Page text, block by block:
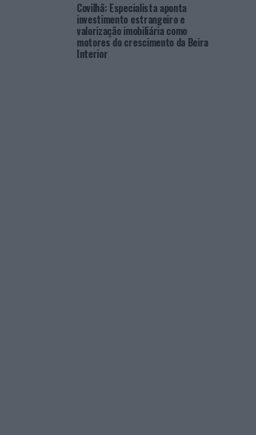
Covilhã: Especialista aponta
investimento estrangeiro e
valorização imobiliária como
motores do crescimento da Beira
Interior